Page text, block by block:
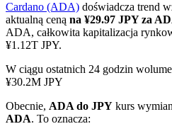
Kontrakty terminowe COIN-
Kontrakty terminowe na
TradFi
Instrumenty pochodne na
towary
Cardano (ADA) doświadcza trend
aktualną ceną na ¥29.97 JPY za
ADA, całkowita kapitalizacja
¥1.12T JPY.
W ciągu ostatnich 24 godzin
¥30.2M JPY
Obecnie, ADA do JPY kurs
ADA. To oznacza: